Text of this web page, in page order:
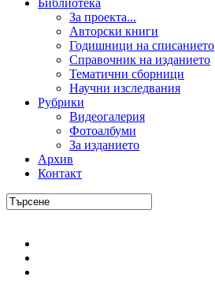
Библиотека
За проекта...
Авторски книги
Годишници на списанието
Справочник на изданието
Тематични сборници
Научни изследвания
Рубрики
Видеогалерия
Фотоалбуми
За изданието
Архив
Контакт